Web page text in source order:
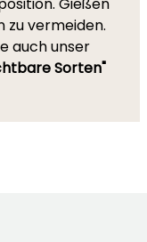
zu vermeiden.
auch unser
Sorten"